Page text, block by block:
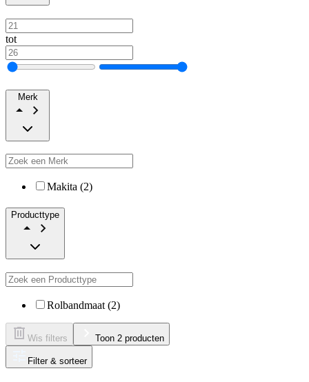
tot
Merk
Makita (2)
Producttype
Rolbandmaat (2)
Wis filters Toon 2 producten
Filter & sorteer